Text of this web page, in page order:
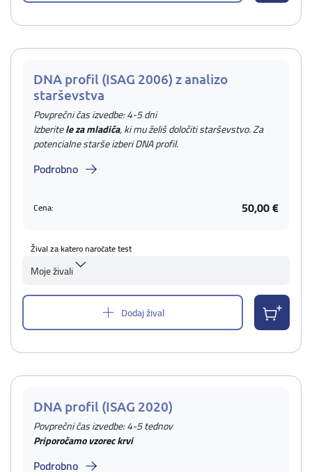
DNA profil (ISAG 2006) z analizo
starševstva
Povprečni čas izvedbe: 4-5 dni
Izberitele za mladiča, ki mu želiš določiti starševstvo. Za
potencialne starše izberi DNA profil.
Podrobno
Cena: 50,00 €
Žival za katero naročate test
Moje živali
Dodaj žival
DNA profil (ISAG 2020)
Povprečni čas izvedbe: 4-5 tednov
Priporočamo vzorec krvi
Podrobno